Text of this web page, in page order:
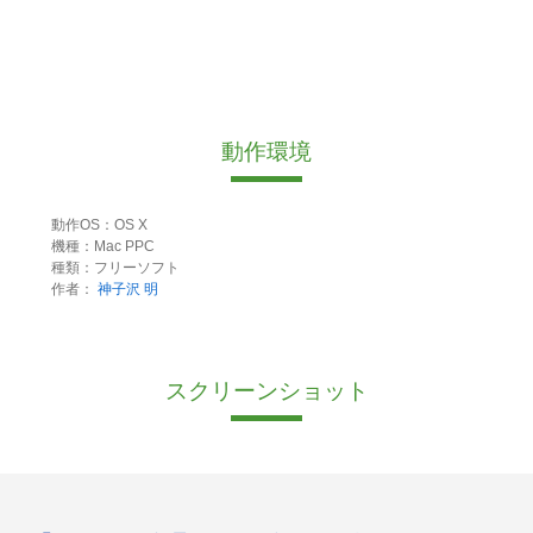
動作環境
動作OS：OS X
機種：Mac PPC
種類：フリーソフト
作者： 神子沢 明
スクリーンショット